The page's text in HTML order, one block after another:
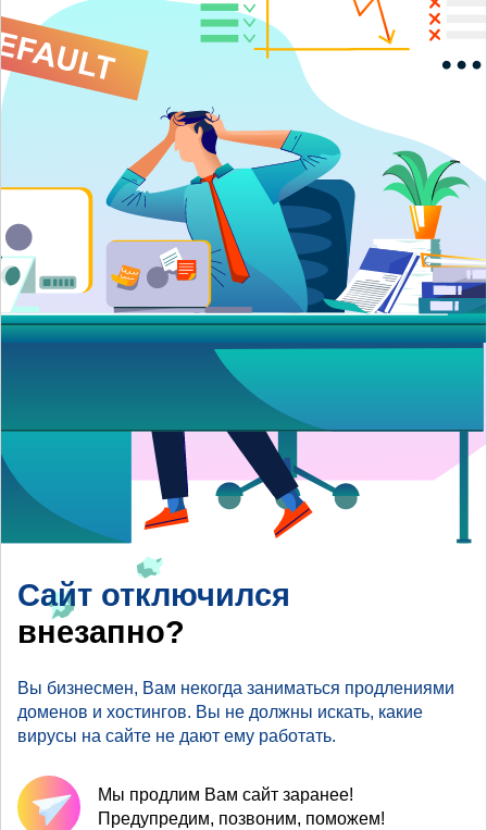
Сайт отключился
внезапно?
Вы бизнесмен, Вам некогда заниматься продлениями
доменов и хостингов. Вы не должны искать, какие
вирусы на сайте не дают ему работать.
Мы продлим Вам сайт заранее!
Предупредим, позвоним, поможем!